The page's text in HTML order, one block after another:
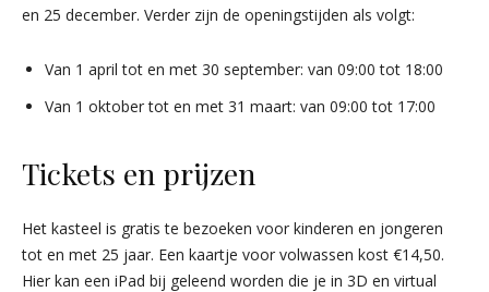
en 25 december. Verder zijn de openingstijden als volgt:
Van 1 april tot en met 30 september: van 09:00 tot 18:00
Van 1 oktober tot en met 31 maart: van 09:00 tot 17:00
Tickets en prijzen
Het kasteel is gratis te bezoeken voor kinderen en jongeren
tot en met 25 jaar. Een kaartje voor volwassen kost €14,50.
Hier kan een iPad bij geleend worden die je in 3D en virtual